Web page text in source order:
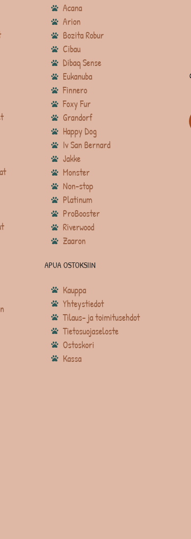
Acana
Arion
Bozita Robur
Cibau
Dibaq Sense
Eukanuba
Finnero
Foxy Fur
Grandorf
Happy Dog
Iv San Bernard
Jakke
Monster
Non-stop
Platinum
ProBooster
Riverwood
Zaaron
APUA OSTOKSIIN
Kauppa
Yhteystiedot
Tilaus- ja toimitusehdot
Tietosuojaseloste
Ostoskori
Kassa